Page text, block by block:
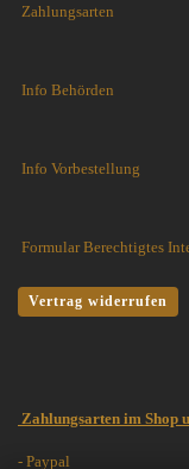
Zahlungsarten
Info Behörden
Info Vorbestellung
Formular Berechtigtes
Vertrag widerrufen
Zahlungsarten im Shop
- Paypal